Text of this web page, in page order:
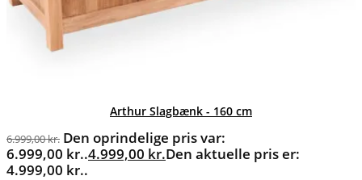
Arthur Slagbænk - 160 cm
6.999,00kr. Den oprindelige pris var:
6.999,00 kr..4.999,00 kr.Den aktuelle pris er:
4.999,00 kr..